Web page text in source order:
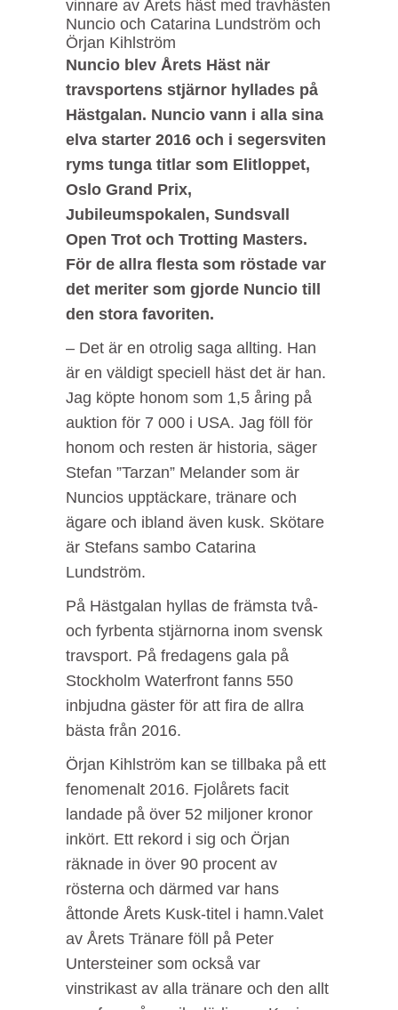
vinnare av Årets häst med travhästen
Nuncio och Catarina Lundström och
Örjan Kihlström
Nuncio blev Årets Häst när
travsportens stjärnor hyllades på
Hästgalan. Nuncio vann i alla sina
elva starter 2016 och i segersviten
ryms tunga titlar som Elitloppet,
Oslo Grand Prix,
Jubileumspokalen, Sundsvall
Open Trot och Trotting Masters.
För de allra flesta som röstade var
det meriter som gjorde Nuncio till
den stora favoriten.
– Det är en otrolig saga allting. Han
är en väldigt speciell häst det är han.
Jag köpte honom som 1,5 åring på
auktion för 7 000 i USA. Jag föll för
honom och resten är historia, säger
Stefan ”Tarzan” Melander som är
Nuncios upptäckare, tränare och
ägare och ibland även kusk. Skötare
är Stefans sambo Catarina
Lundström.
På Hästgalan hyllas de främsta två-
och fyrbenta stjärnorna inom svensk
travsport. På fredagens gala på
Stockholm Waterfront fanns 550
inbjudna gäster för att fira de allra
bästa från 2016.
Örjan Kihlström kan se tillbaka på ett
fenomenalt 2016. Fjolårets facit
landade på över 52 miljoner kronor
inkört. Ett rekord i sig och Örjan
räknade in över 90 procent av
rösterna och därmed var hans
åttonde Årets Kusk-titel i hamn.Valet
av Årets Tränare föll på Peter
Untersteiner som också var
vinstrikast av alla tränare och den allt